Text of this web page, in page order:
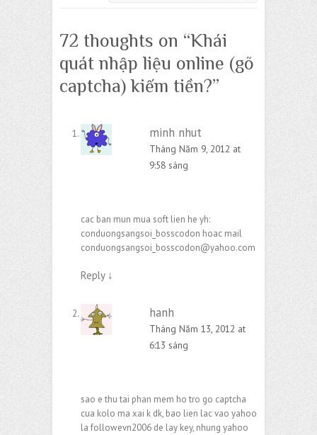
72 thoughts on “Khái
quát nhập liệu online (gõ
captcha) kiếm tiền?”
minh nhut
Tháng Năm 9, 2012 at
9:58 sáng
cac ban mun mua soft lien he yh:
conduongsangsoi_bosscodon hoac mail
conduongsangsoi_bosscodon@yahoo.com
Reply ↓
hanh
Tháng Năm 13, 2012 at
6:13 sáng
sao e thu tai phan mem ho tro go captcha
cua kolo ma xai k dk, bao lien lac vao yahoo
la followevn2006 de lay key, nhung yahoo